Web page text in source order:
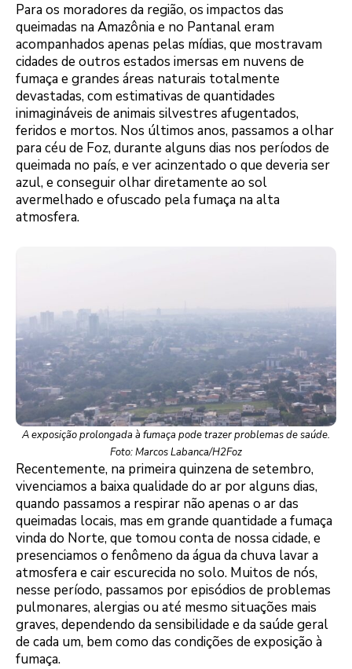
Para os moradores da região, os impactos das
queimadas na Amazônia e no Pantanal eram
acompanhados apenas pelas mídias, que mostravam
cidades de outros estados imersas em nuvens de
fumaça e grandes áreas naturais totalmente
devastadas, com estimativas de quantidades
inimagináveis de animais silvestres afugentados,
feridos e mortos. Nos últimos anos, passamos a olhar
para céu de Foz, durante alguns dias nos períodos de
queimada no país, e ver acinzentado o que deveria ser
azul, e conseguir olhar diretamente ao sol
avermelhado e ofuscado pela fumaça na alta
atmosfera.
A exposição prolongada à fumaça pode trazer problemas de saúde.
Foto: Marcos Labanca/H2Foz
Recentemente, na primeira quinzena de setembro,
vivenciamos a baixa qualidade do ar por alguns dias,
quando passamos a respirar não apenas o ar das
queimadas locais, mas em grande quantidade a fumaça
vinda do Norte, que tomou conta de nossa cidade, e
presenciamos o fenômeno da água da chuva lavar a
atmosfera e cair escurecida no solo. Muitos de nós,
nesse período, passamos por episódios de problemas
pulmonares, alergias ou até mesmo situações mais
graves, dependendo da sensibilidade e da saúde geral
de cada um, bem como das condições de exposição à
fumaça.